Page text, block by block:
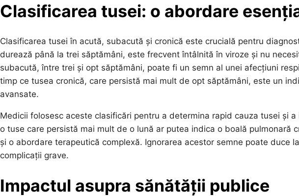
Clasificarea tusei: o abordare
Clasificarea tusei în acută, subacută și cronică este crucială pentru
durează până la trei săptămâni, este frecvent întâlnită în viroze și nu
subacută, între trei și opt săptămâni, poate fi un semn al unei afecțiuni
timp ce tusea cronică, care persistă mai mult de opt săptămâni, este un
avansate.
Medicii folosesc aceste clasificări pentru a determina rapid cauza tusei și
o tuse care persistă mai mult de o lună ar putea indica o boală pulmonară
și o abordare terapeutică complexă. Ignorarea acestor semne poate duce
complicații grave.
Impactul asupra sănătății publice